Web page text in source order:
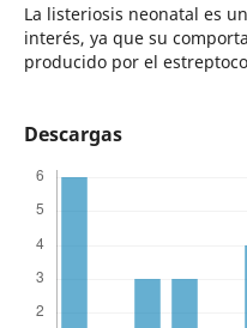
La listeriosis neonatal es
interés, ya que su
producido por el
Descargas